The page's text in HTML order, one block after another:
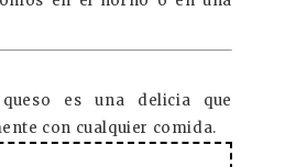
es una delicia que
con cualquier comida.